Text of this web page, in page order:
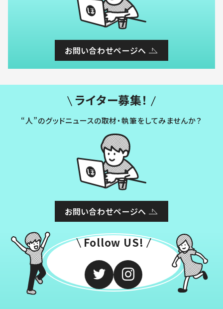
お問い合わせページへ
ライター募集！
“人”のグッドニュースの取材・執筆をしてみませんか？
お問い合わせページへ
Follow US!